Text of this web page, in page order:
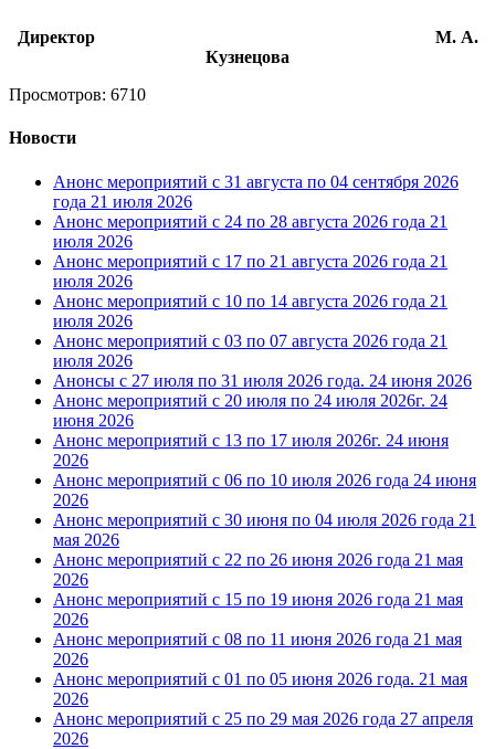
Директор М. А.
Кузнецова
Просмотров: 6710
Новости
Анонс мероприятий с 31 августа по 04 сентября 2026
года 21 июля 2026
Анонс мероприятий с 24 по 28 августа 2026 года 21
июля 2026
Анонс мероприятий с 17 по 21 августа 2026 года 21
июля 2026
Анонс мероприятий с 10 по 14 августа 2026 года 21
июля 2026
Анонс мероприятий с 03 по 07 августа 2026 года 21
июля 2026
Анонсы с 27 июля по 31 июля 2026 года. 24 июня 2026
Анонс мероприятий с 20 июля по 24 июля 2026г. 24
июня 2026
Анонс мероприятий с 13 по 17 июля 2026г. 24 июня
2026
Анонс мероприятий с 06 по 10 июля 2026 года 24 июня
2026
Анонс мероприятий с 30 июня по 04 июля 2026 года 21
мая 2026
Анонс мероприятий с 22 по 26 июня 2026 года 21 мая
2026
Анонс мероприятий с 15 по 19 июня 2026 года 21 мая
2026
Анонс мероприятий с 08 по 11 июня 2026 года 21 мая
2026
Анонс мероприятий с 01 по 05 июня 2026 года. 21 мая
2026
Анонс мероприятий с 25 по 29 мая 2026 года 27 апреля
2026